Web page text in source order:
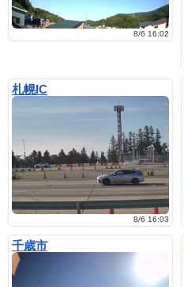
8/6 16:02
札幌IC
8/6 16:03
千歳市